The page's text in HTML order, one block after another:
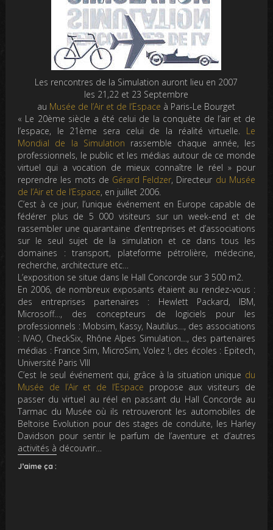
Les rencontres de la Simulation auront lieu en 2007
les 21,22 et 23 Septembre
au Musée de l’Air et de l’Espace à Paris-Le Bourget
« Le 20ème siècle a été celui de la conquête de l’air et de
l’espace, le 21ème sera celui de la réalité virtuelle. Le
Mondial de la Simulation rassemble chaque année, les
professionnels, le public et les médias autour de ce monde
virtuel qui a vocation de mieux connaître le réel » pour
reprendre les mots de Gérard Feldzer, Directeur du Musée
de l’Air et de l’Espace, en juillet 2006.
C’est à ce jour, l’unique événement en Europe capable de
fédérer plus de 5 000 visiteurs sur un week-end et de
rassembler une quarantaine d’entreprises et d’associations
sur le seul sujet de la simulation et ce dans tous les
domaines : transport, plateforme pétrolière, médecine,
recherche, architecture etc…
L’exposition se situe dans le Hall Concorde sur 3 500 m2.
En 2006, de nombreux exposants étaient au rendez-vous :
des entreprises partenaires : Hewlett Packard, IBM,
Microsoff…, des concepteurs de logiciels pour les
professionnels : Mobsim, Kassy, Nautilus…, des associations
: IVAO, CheckSix, Rhône Alpes Simulation…, des partenaires
médias : France Sim, MicroSim, Volez !, des écoles : Epitech,
Université Paris VIII
C’est le seul événement qui, grâce à la situation unique du
Musée de l’Air et de l’Espace propose aux visiteurs de
passer du virtuel au réel en passant du Hall Concorde au
Tarmac du Musée où ils retrouveront les automobiles de
Beltoise Evolution pour des stages de conduite, les Harley
Davidson pour sentir le parfum de l’aventure et d’autres
activités à découvrir…
J’aime ça :